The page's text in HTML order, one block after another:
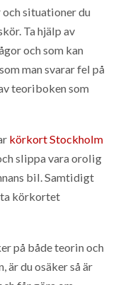
situationer du
Ta hjälp av
och som kan
man svarar fel på
teoriboken som
körkort Stockholm
slippa vara orolig
bil. Samtidigt
körkortet
på både teorin och
är du osäker så är